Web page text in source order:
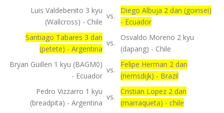
Luis Valdebenito 3 kyu
(Wallcross) - Chile
vs.
Diego Albuja 2 dan (goinsei)
- Ecuador
Santiago Tabares 3 dan
(petete) - Argentina
vs.
Osvaldo Moreno 2 kyu
(dapang) - Chile
Bryan Guillen 1 kyu (BAGM0)
- Ecuador
vs.
Felipe Herman 2 dan
(riemsdijk) - Brazil
Pedro Vizzarro 1 kyu
(breadpita) - Argentina
vs.
Cristian Lopez 2 dan
(marraqueta) - chile